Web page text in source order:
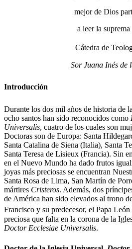
mejor de Dios
a leer la suprema
Cátedra de
Sor Juana Inés de
Introducción
Durante los dos mil años de historia de
ocho santos han sido reconocidos como
Universalis, cuatro de los cuales son
Doctoras son de Europa: Santa
Santa Catalina de Siena (Italia), Santa
Santa Teresa de Lisieux (Francia). Sin
en el Nuevo Mundo ha dado frutos
joyas más preciosas se encuentran
Santa Rosa de Lima, San Martín de
mártires Cristeros. Además, dos
de América han sido elevados al trono
Francisco y su predecesor, el Papa
preciosa que falta en la corona de la
Doctor Ecclesiae Universalis.